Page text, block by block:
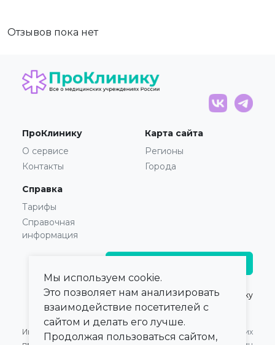
Отзывов пока нет
ПроКлинику
О сервисе
Контакты
Карта сайта
Регионы
Города
Справка
Тарифы
Справочная
информация
© 2021 — 2026,ПроКлинику
Информация,
Оферта для Юридических
Мы используем cookie.
Это позволяет нам анализировать
взаимодействие посетителей с
сайтом и делать его лучше.
Продолжая пользоваться сайтом,